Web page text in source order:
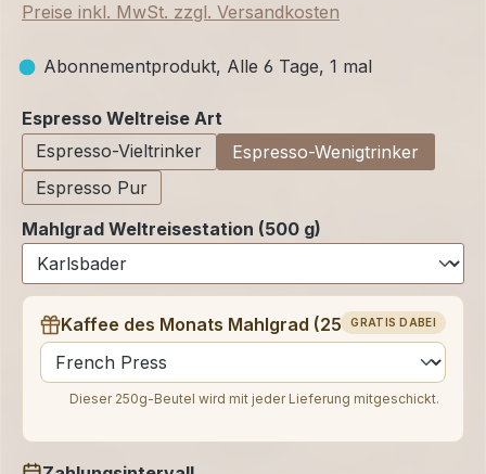
Preise inkl. MwSt. zzgl. Versandkosten
Abonnementprodukt, Alle 6 Tage, 1 mal
Espresso Weltreise Art
Espresso-Vieltrinker
Espresso-Wenigtrinker
Espresso Pur
Mahlgrad Weltreisestation (500 g)
GRATIS DABEI
Kaffee des Monats Mahlgrad (250 g)
auswählen
Dieser 250g-Beutel wird mit jeder Lieferung mitgeschickt.